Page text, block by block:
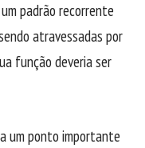
padrão recorrente
atravessadas por
função deveria ser
um ponto importante